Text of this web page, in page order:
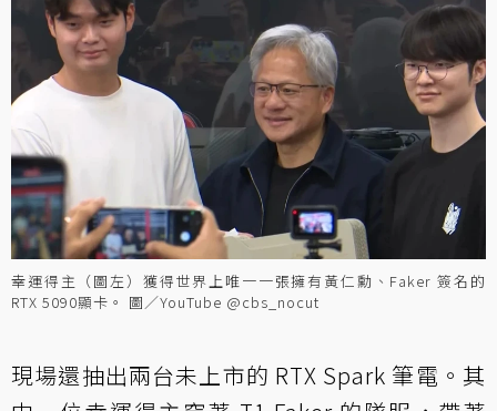
幸運得主（圖左）獲得世界上唯一一張擁有黃仁勳、Faker 簽名的
RTX 5090顯卡。 圖／YouTube @cbs_nocut
現場還抽出兩台未上市的 RTX Spark 筆電。其